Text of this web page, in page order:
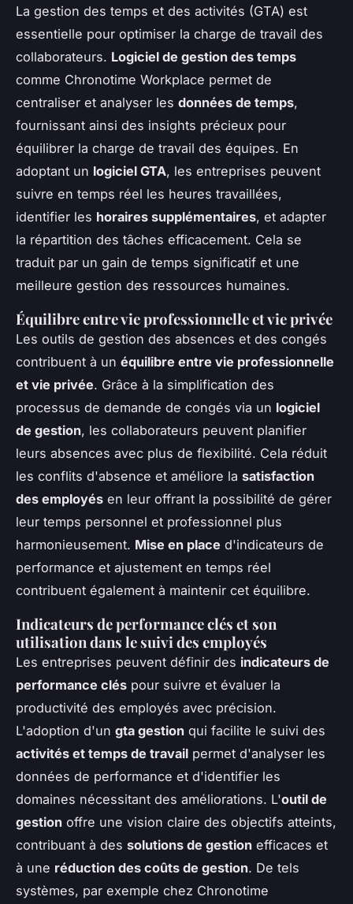
La gestion des temps et des activités (GTA) est
essentielle pour optimiser la charge de travail des
collaborateurs. Logiciel de gestion des temps
comme Chronotime Workplace permet de
centraliser et analyser les données de temps,
fournissant ainsi des insights précieux pour
équilibrer la charge de travail des équipes. En
adoptant un logiciel GTA, les entreprises peuvent
suivre en temps réel les heures travaillées,
identifier les horaires supplémentaires, et adapter
la répartition des tâches efficacement. Cela se
traduit par un gain de temps significatif et une
meilleure gestion des ressources humaines.
Équilibre entre vie professionnelle et vie privée
Les outils de gestion des absences et des congés
contribuent à un équilibre entre vie professionnelle
et vie privée. Grâce à la simplification des
processus de demande de congés via un logiciel
de gestion, les collaborateurs peuvent planifier
leurs absences avec plus de flexibilité. Cela réduit
les conflits d'absence et améliore la satisfaction
des employés en leur offrant la possibilité de gérer
leur temps personnel et professionnel plus
harmonieusement. Mise en place d'indicateurs de
performance et ajustement en temps réel
contribuent également à maintenir cet équilibre.
Indicateurs de performance clés et son
utilisation dans le suivi des employés
Les entreprises peuvent définir des indicateurs de
performance clés pour suivre et évaluer la
productivité des employés avec précision.
L'adoption d'un gta gestion qui facilite le suivi des
activités et temps de travail permet d'analyser les
données de performance et d'identifier les
domaines nécessitant des améliorations. L'outil de
gestion offre une vision claire des objectifs atteints,
contribuant à des solutions de gestion efficaces et
à une réduction des coûts de gestion. De tels
systèmes, par exemple chez Chronotime